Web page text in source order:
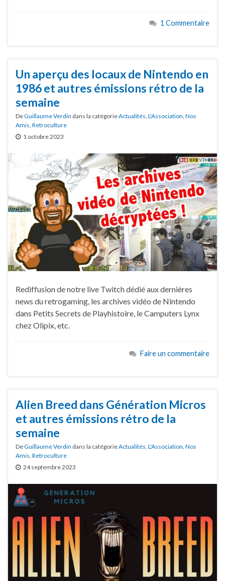
1 Commentaire
Un aperçu des locaux de Nintendo en
1986 et autres émissions rétro de la
semaine
DeGuillaume Verdin dans la catégorieActualités L'Association Nos
Amis Retroculture
1 octobre 2023
Rediffusion de notre live Twitch dédié aux dernières
news du retrogaming, les archives vidéo de Nintendo
dans Petits Secrets de Playhistoire, le Camputers Lynx
chez Olipix, etc.
Faire un commentaire
Alien Breed dans Génération Micros
et autres émissions rétro de la
semaine
DeGuillaume Verdin dans la catégorieActualités L'Association Nos
Amis Retroculture
24 septembre 2023